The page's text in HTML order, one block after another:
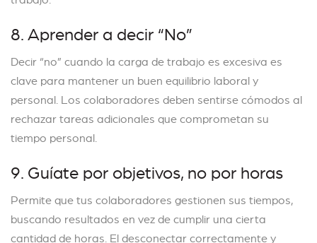
8. Aprender a decir “No”
Decir “no” cuando la carga de trabajo es excesiva es
clave para mantener un buen equilibrio laboral y
personal. Los colaboradores deben sentirse cómodos al
rechazar tareas adicionales que comprometan su
tiempo personal.
9. Guíate por objetivos, no por horas
Permite que tus colaboradores gestionen sus tiempos,
buscando resultados en vez de cumplir una cierta
cantidad de horas. El desconectar correctamente y